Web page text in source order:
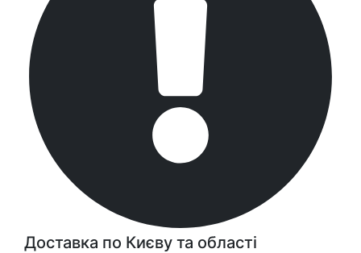
Доставка по Києву та області